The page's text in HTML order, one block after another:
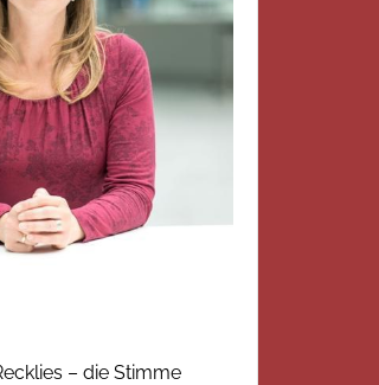
– die Stimme